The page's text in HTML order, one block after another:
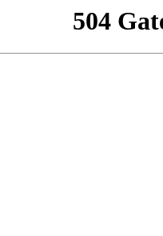
504